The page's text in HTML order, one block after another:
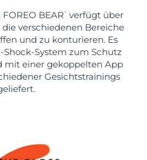
BEAR ™
verfügt über
verschiedenen Bereiche
und zu konturieren. Es
System zum Schutz
mit einer gekoppelten App
Gesichtstrainings